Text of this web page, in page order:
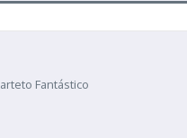
Fantástico